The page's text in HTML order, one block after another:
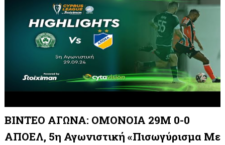
ΒΙΝΤΕΟ ΑΓΩΝΑ: ΟΜΟΝΟΙΑ 29Μ 0-0
ΑΠΟΕΛ, 5η Αγωνιστική «Πισωγύρισμα Με